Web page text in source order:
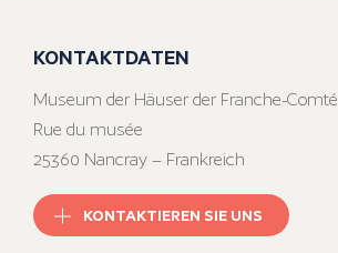
KONTAKTDATEN
Museum der Häuser der Franche-Comté
Rue du musée
25360 Nancray – Frankreich
KONTAKTIEREN SIE UNS